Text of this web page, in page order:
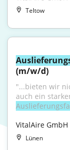
Teltow
(m/w/d)
"...bieten wir
VitalAire GmbH
Lünen